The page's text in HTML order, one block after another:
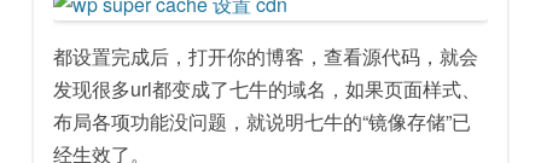
都设置完成后，打开你的博客，查看源代码，就会
发现很多url都变成了七牛的域名，如果页面样式、
布局各项功能没问题，就说明七牛的“镜像存储”已
经生效了。